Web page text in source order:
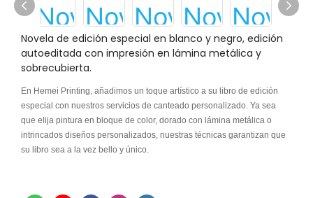
Novela de edición especial en blanco y negro, edición
autoeditada con impresión en lámina metálica y
sobrecubierta.
En Hemei Printing, añadimos un toque artístico a su libro de edición
especial con nuestros servicios de canteado personalizado. Ya sea
que elija pintura en bloque de color, dorado con lámina metálica o
intrincados diseños personalizados, nuestras técnicas garantizan que
su libro sea a la vez bello y único.